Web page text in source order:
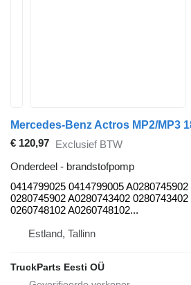
€ 120,97 Exclusief BTW
Onderdeel - brandstofpomp
0414799025 0414799005 A0280745902
0280745902 A0280743402 0280743402
0260748102 A0260748102...
Estland, Tallinn
TruckParts Eesti OÜ